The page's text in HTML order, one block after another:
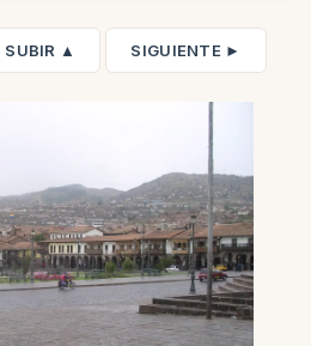
SUBIR ▲ SIGUIENTE ►